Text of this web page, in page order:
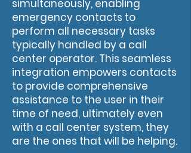
simultaneously, enabling
emergency contacts to
perform all necessary tasks
typically handled by a call
center operator. This seamless
integration empowers contacts
to provide comprehensive
assistance to the user in their
time of need, ultimately even
with a call center system, they
are the ones that will be helping.